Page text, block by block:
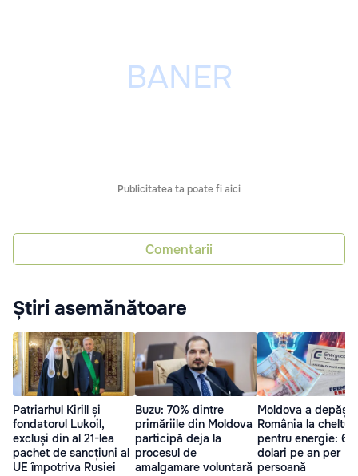
Publicitatea ta poate fi aici
Comentarii
Știri asemănătoare
Patriarhul Kirill și
fondatorul Lukoil,
excluși din al 21-lea
pachet de sancțiuni al
UE împotriva Rusiei
Buzu: 70% dintre
primăriile din Moldova
participă deja la
procesul de
amalgamare voluntară
Moldova a depășit
România la
pentru energie:
dolari pe an per
persoană